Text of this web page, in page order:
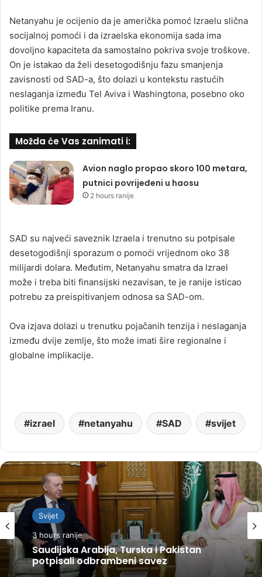
Netanyahu je ocijenio da je američka pomoć Izraelu slična
socijalnoj pomoći i da izraelska ekonomija sada ima
dovoljno kapaciteta da samostalno pokriva svoje troškove.
On je istakao da želi desetogodišnju fazu smanjenja
zavisnosti od SAD-a, što dolazi u kontekstu rastućih
neslaganja između Tel Aviva i Washingtona, posebno oko
politike prema Iranu.
Možda će Vas zanimati i:
Avion naglo propao skoro 100 metara,
putnici povrijeđeni u haosu
2 hours ranije
SAD su najveći saveznik Izraela i trenutno su potpisale
desetogodišnji sporazum o pomoći vrijednom oko 38
milijardi dolara. Međutim, Netanyahu smatra da Izrael
može i treba biti finansijski nezavisan, te je ranije isticao
potrebu za preispitivanjem odnosa sa SAD-om.
Ova izjava dolazi u trenutku pojačanih tenzija i neslaganja
između dvije zemlje, što može imati šire regionalne i
globalne implikacije.
izrael netanyahu SAD svijet
Svijet
3 hours ranije
Saudijska Arabija, Turska i Pakistan
potpisali odbrambeni savez